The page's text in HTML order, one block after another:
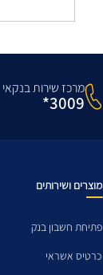
מרכז שירות בנקאי
3009*
מוצרים ושירותים
פתיחת חשבון בנק
כרטיס אשראי